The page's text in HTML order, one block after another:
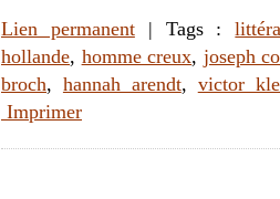
Lien permanent| Tags :
hollande, homme creux, joseph
broch, hannah arendt, victor
Imprimer